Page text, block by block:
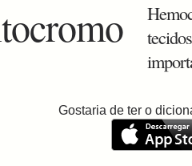
Gostaria de ter o